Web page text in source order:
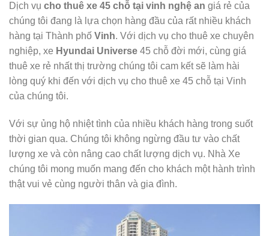
Dịch vụ cho thuê xe 45 chỗ tại vinh nghệ an giá rẻ của
chúng tôi đang là lựa chọn hàng đầu của rất nhiều khách
hàng tại Thành phố Vinh. Với dịch vụ cho thuê xe chuyên
nghiệp, xe Hyundai Universe 45 chỗ đời mới, cùng giá
thuê xe rẻ nhất thị trường chúng tôi cam kết sẽ làm hài
lòng quý khi đến với dịch vụ cho thuê xe 45 chỗ tại Vinh
của chúng tôi.
Với sự ủng hộ nhiệt tình của nhiều khách hàng trong suốt
thời gian qua. Chúng tôi không ngừng đầu tư vào chất
lượng xe và còn nâng cao chất lượng dịch vụ. Nhà Xe
chúng tôi mong muốn mang đến cho khách một hành trình
thật vui vẻ cùng người thân và gia đình.